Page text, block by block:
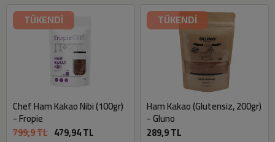
TÜKENDİ
Chef Ham Kakao Nibi (100gr)
- Fropie
799,9 TL 479,94 TL
TÜKENDİ
Ham Kakao (Glutensiz, 200gr)
- Gluno
289,9 TL